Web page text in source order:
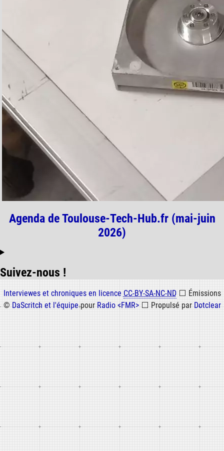
Agenda de Toulouse-Tech-Hub.fr (mai-juin
2026)
Suivez-nous !
Informations
Interviewes et chroniques en licence CC-BY-SA-NC-ND ⬜ Émissions
© DaScritch et l'équipepour Radio <FMR> ⬜ Propulsé par Dotclear